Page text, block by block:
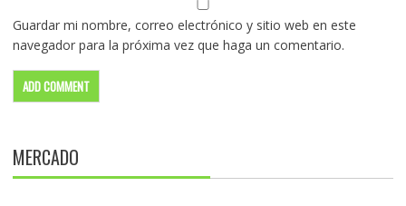
Guardar mi nombre, correo electrónico y sitio web en este
navegador para la próxima vez que haga un comentario.
MERCADO